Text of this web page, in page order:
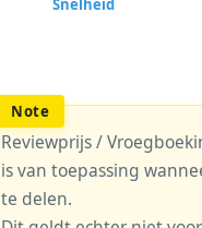
Reviewprijs /
is van toepassing
te delen.